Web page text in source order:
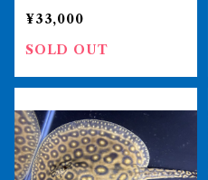
前後
¥33,000
SOLD OUT